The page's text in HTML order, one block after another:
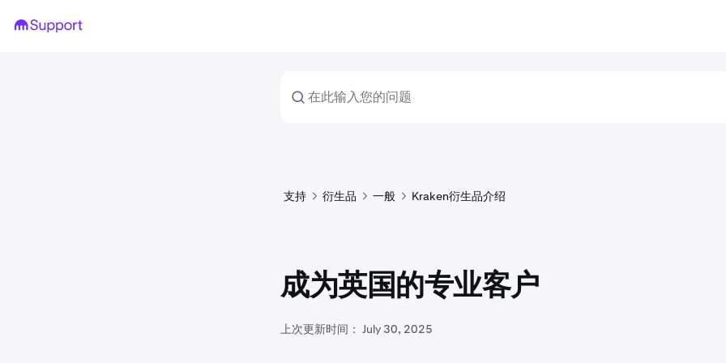
支持 衍生品 一般 Kraken衍生品介绍
成为英国的专业客户
上次更新时间： July 30, 2025